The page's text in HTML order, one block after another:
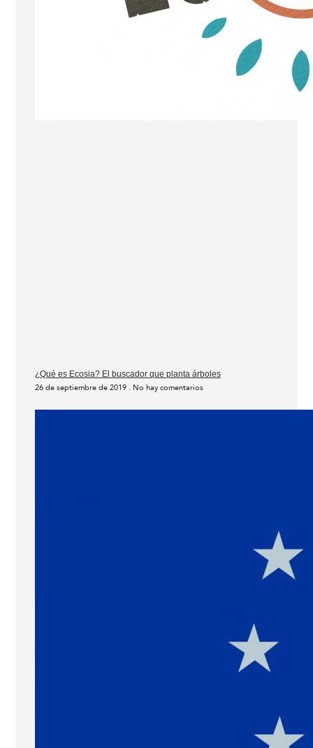
¿Qué es Ecosia? El buscador que planta árboles
26 de septiembre de 2019 No hay comentarios